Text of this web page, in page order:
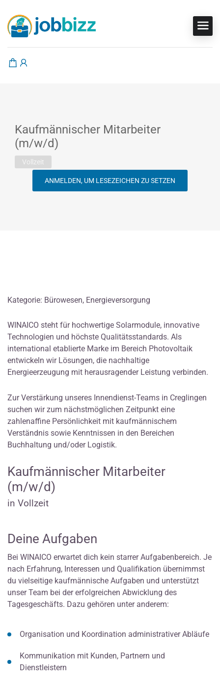
Kaufmännischer Mitarbeiter
(m/w/d)
Vollzeit
ANMELDEN, UM LESEZEICHEN ZU SETZEN
Kategorie: Bürowesen, Energieversorgung
WINAICO steht für hochwertige Solarmodule, innovative
Technologien und höchste Qualitätsstandards. Als
international etablierte Marke im Bereich Photovoltaik
entwickeln wir Lösungen, die nachhaltige
Energieerzeugung mit herausragender Leistung verbinden.
Zur Verstärkung unseres Innendienst-Teams in Creglingen
suchen wir zum nächstmöglichen Zeitpunkt eine
zahlenaffine Persönlichkeit mit kaufmännischem
Verständnis sowie Kenntnissen in den Bereichen
Buchhaltung und/oder Logistik.
Kaufmännischer Mitarbeiter
(m/w/d)
in Vollzeit
Deine Aufgaben
Bei WINAICO erwartet dich kein starrer Aufgabenbereich. Je
nach Erfahrung, Interessen und Qualifikation übernimmst
du vielseitige kaufmännische Aufgaben und unterstützt
unser Team bei der erfolgreichen Abwicklung des
Tagesgeschäfts. Dazu gehören unter anderem:
Organisation und Koordination administrativer Abläufe
Kommunikation mit Kunden, Partnern und
Dienstleistern